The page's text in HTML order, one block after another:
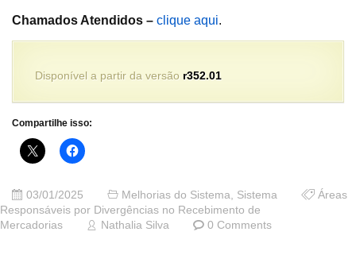
Chamados Atendidos – clique aqui.
Disponível a partir da versão r352.01
Compartilhe isso:
03/01/2025 Melhorias do Sistema, Sistema
Áreas
Responsáveis por Divergências no Recebimento de
Mercadorias
Nathalia Silva 0 Comments